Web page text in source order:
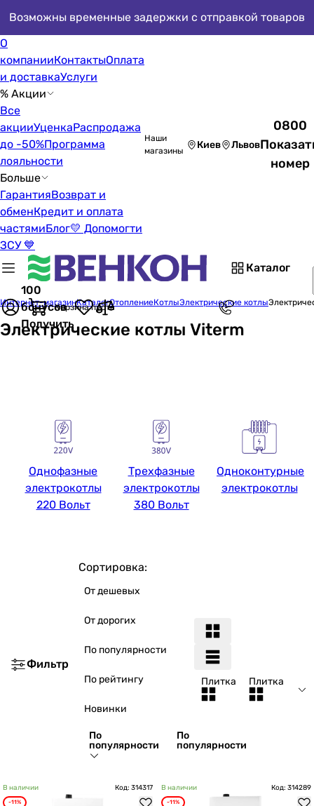
Возможны временные задержки с отправкой товаров
О
компанииКонтактыОплата
и доставкаУслуги
% Акции
Все
акцииУценкаРаспродажа
до -50%Программа
лояльности
Больше
ГарантияВозврат и
обменКредит и оплата
частямиБлог💛 Допомогти
ЗСУ 💙
Наши
магазины
Киев Львов
0800
номер
Каталог
100
бонусов
Получить
Корзина пуста
Интернет-магазинКаталогОтоплениеКотлыЭлектрические котлы
Электрические котлы Viterm
Однофазные
электрокотлы
220 Вольт
Трехфазные
электрокотлы
380 Вольт
Одноконтурные
электрокотлы
Фильтр
Сортировка:
От дешевых
От дорогих
По популярности
По рейтингу
Новинки
По
популярности
По
популярности
Плитка Плитка
В наличии Код: 314317
-11%
В наличии Код: 314289
-11%